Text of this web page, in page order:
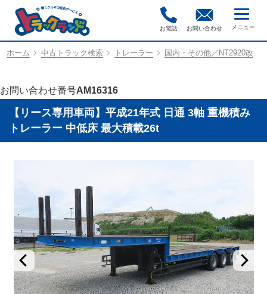
お電話 お問い合わせ
ホーム 中古トラック検索 トレーラー 国内・その他／NT2920改
お問い合わせ番号AM16316
【リース専用車両】平成21年式 日通 3軸 重機積み
トレーラー 中低床 最大積載26t